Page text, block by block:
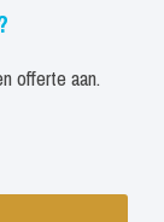
offerte aan.